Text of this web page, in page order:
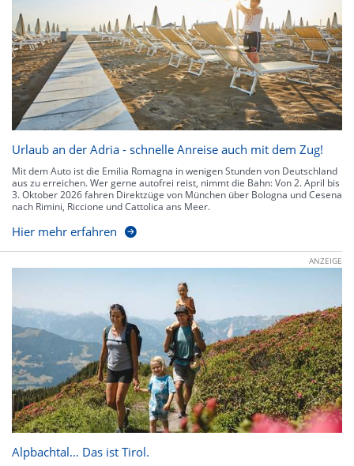
Urlaub an der Adria - schnelle Anreise auch mit dem Zug!
Mit dem Auto ist die Emilia Romagna in wenigen Stunden von Deutschland
aus zu erreichen. Wer gerne autofrei reist, nimmt die Bahn: Von 2. April bis
3. Oktober 2026 fahren Direktzüge von München über Bologna und Cesena
nach Rimini, Riccione und Cattolica ans Meer.
Hier mehr erfahren
ANZEIGE
Alpbachtal… Das ist Tirol.